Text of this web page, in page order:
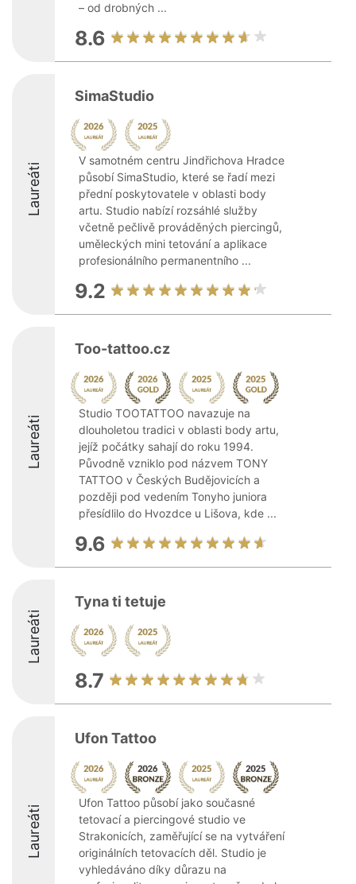
– od drobných ...
8.6
Laureáti
SimaStudio
V samotném centru Jindřichova Hradce
působí SimaStudio, které se řadí mezi
přední poskytovatele v oblasti body
artu. Studio nabízí rozsáhlé služby
včetně pečlivě prováděných piercingů,
uměleckých mini tetování a aplikace
profesionálního permanentního ...
9.2
Laureáti
Too-tattoo.cz
Studio TOOTATTOO navazuje na
dlouholetou tradici v oblasti body artu,
jejíž počátky sahají do roku 1994.
Původně vzniklo pod názvem TONY
TATTOO v Českých Budějovicích a
později pod vedením Tonyho juniora
přesídlilo do Hvozdce u Lišova, kde ...
9.6
Laureáti
Tyna ti tetuje
8.7
Laureáti
Ufon Tattoo
Ufon Tattoo působí jako současné
tetovací a piercingové studio ve
Strakonicích, zaměřující se na vytváření
originálních tetovacích děl. Studio je
vyhledáváno díky důrazu na